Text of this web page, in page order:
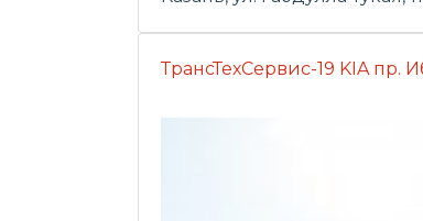
ТрансТехСервис-19 KIA пр.